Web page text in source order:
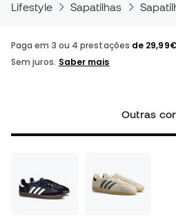
Lifestyle Sapatilhas
Outras